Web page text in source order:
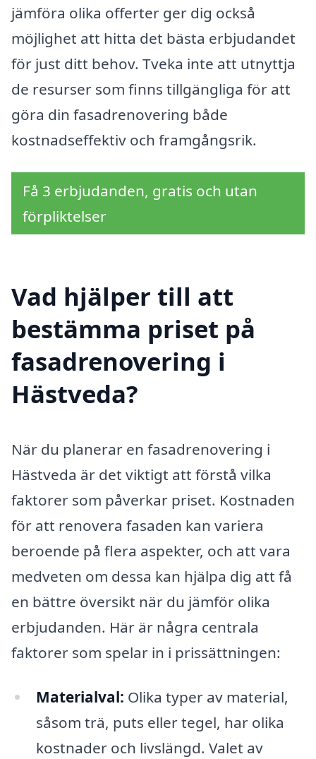
jämföra olika offerter ger dig också
möjlighet att hitta det bästa erbjudandet
för just ditt behov. Tveka inte att utnyttja
de resurser som finns tillgängliga för att
göra din fasadrenovering både
kostnadseffektiv och framgångsrik.
Få 3 erbjudanden, gratis och utan
förpliktelser
Vad hjälper till att
bestämma priset på
fasadrenovering i
Hästveda?
När du planerar en fasadrenovering i
Hästveda är det viktigt att förstå vilka
faktorer som påverkar priset. Kostnaden
för att renovera fasaden kan variera
beroende på flera aspekter, och att vara
medveten om dessa kan hjälpa dig att få
en bättre översikt när du jämför olika
erbjudanden. Här är några centrala
faktorer som spelar in i prissättningen:
Materialval: Olika typer av material,
såsom trä, puts eller tegel, har olika
kostnader och livslängd. Valet av